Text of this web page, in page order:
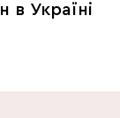
в Україні